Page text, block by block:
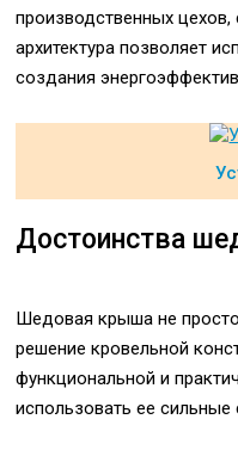
производственных цехов,
архитектура позволяет
создания
Достоинства
Шедовая крыша не просто
решение кровельной
функциональной и
использовать ее сильные